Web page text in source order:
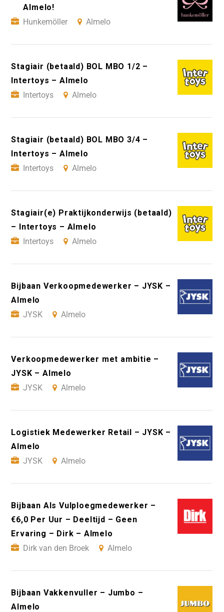
Almelo!
Hunkemöller
Almelo
Stagiair (betaald) BOL MBO 1/2 –
Intertoys – Almelo
Intertoys
Almelo
Stagiair (betaald) BOL MBO 3/4 –
Intertoys – Almelo
Intertoys
Almelo
Stagiair(e) Praktijkonderwijs (betaald)
– Intertoys – Almelo
Intertoys
Almelo
Bijbaan Verkoopmedewerker – JYSK –
Almelo
JYSK
Almelo
Verkoopmedewerker met ambitie –
JYSK – Almelo
JYSK
Almelo
Logistiek Medewerker Retail – JYSK –
Almelo
JYSK
Almelo
Bijbaan Als Vulploegmedewerker –
€6,0 Per Uur – Deeltijd – Geen
Ervaring – Dirk – Almelo
Dirk van den Broek
Almelo
Bijbaan Vakkenvuller – Jumbo –
Almelo